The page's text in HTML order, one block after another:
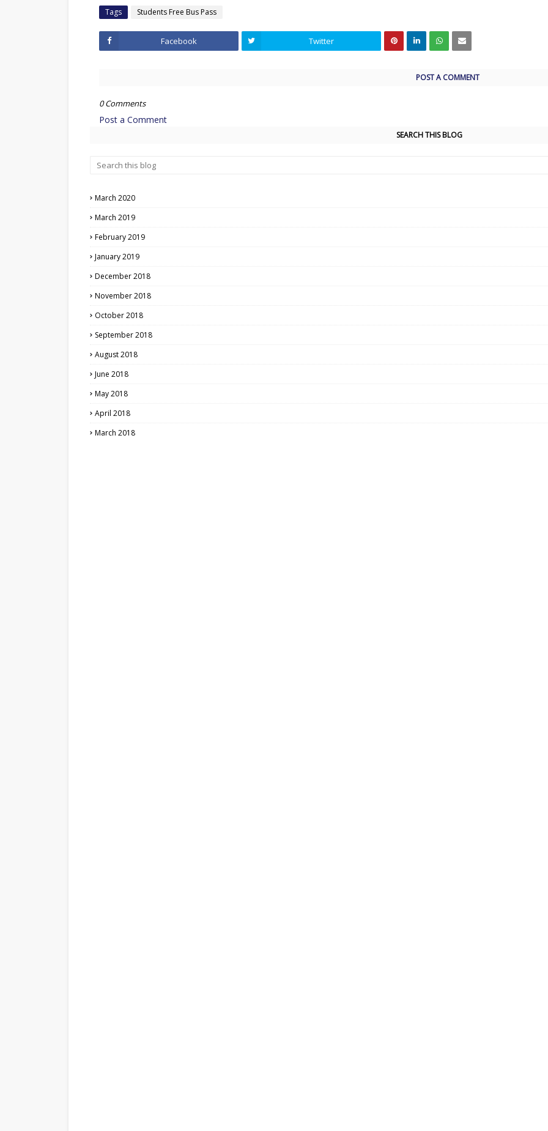
Tags Students Free Bus Pass
Facebook Twitter
POST A COMMENT
0 Comments
Post a Comment
SEARCH THIS BLOG
March 2020
March 2019
February 2019
January 2019
December 2018
November 2018
October 2018
September 2018
August 2018
June 2018
May 2018
April 2018
March 2018